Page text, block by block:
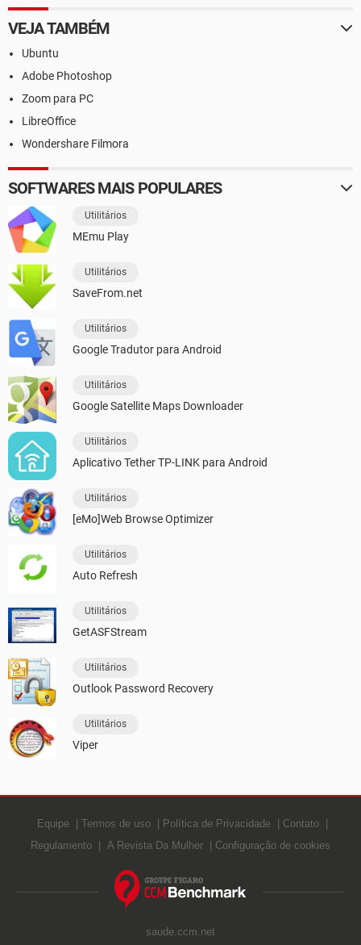
VEJA TAMBÉM
Ubuntu
Adobe Photoshop
Zoom para PC
LibreOffice
Wondershare Filmora
SOFTWARES MAIS POPULARES
Utilitários
MEmu Play
Utilitários
SaveFrom.net
Utilitários
Google Tradutor para Android
Utilitários
Google Satellite Maps Downloader
Utilitários
Aplicativo Tether TP-LINK para Android
Utilitários
[eMo]Web Browse Optimizer
Utilitários
Auto Refresh
Utilitários
GetASFStream
Utilitários
Outlook Password Recovery
Utilitários
Viper
Equipe Termos de uso Política de Privacidade
Contato
Regulamento
A Revista Da Mulher Configuração de cookies
saude.ccm.net